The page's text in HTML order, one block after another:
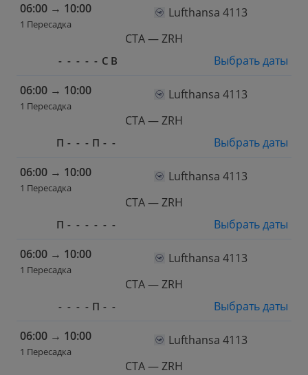
06:00 → 10:00
1 Пересадка
Lufthansa 4113
CTA — ZRH
- - - - - С В
Выбрать даты
06:00 → 10:00
1 Пересадка
Lufthansa 4113
CTA — ZRH
П - - - П - -
Выбрать даты
06:00 → 10:00
1 Пересадка
Lufthansa 4113
CTA — ZRH
П - - - - - -
Выбрать даты
06:00 → 10:00
1 Пересадка
Lufthansa 4113
CTA — ZRH
- - - - П - -
Выбрать даты
06:00 → 10:00
1 Пересадка
Lufthansa 4113
CTA — ZRH